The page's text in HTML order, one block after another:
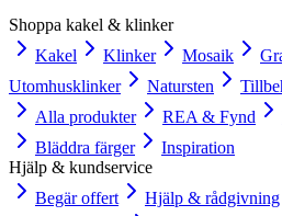
Shoppa kakel & klinker
Kakel
Klinker Mosaik
Utomhusklinker
Natursten
Alla produkter
REA & Fynd
Bläddra färger
Inspiration
Hjälp & kundservice
Begär offert
Hjälp & rådgivning